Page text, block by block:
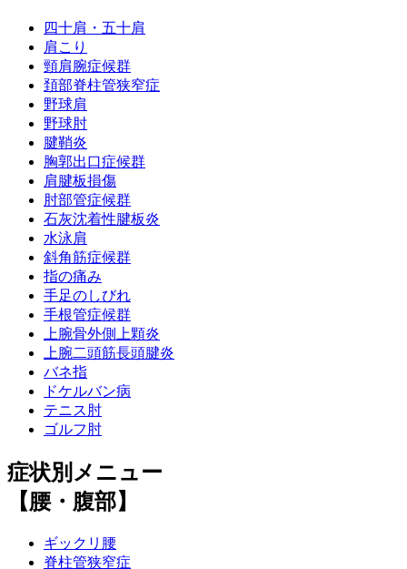
四十肩・五十肩
肩こり
頸肩腕症候群
頚部脊柱管狭窄症
野球肩
野球肘
腱鞘炎
胸郭出口症候群
肩腱板損傷
肘部管症候群
石灰沈着性腱板炎
水泳肩
斜角筋症候群
指の痛み
手足のしびれ
手根管症候群
上腕骨外側上顆炎
上腕二頭筋長頭腱炎
バネ指
ドケルバン病
テニス肘
ゴルフ肘
症状別メニュー
【腰・腹部】
ギックリ腰
脊柱管狭窄症